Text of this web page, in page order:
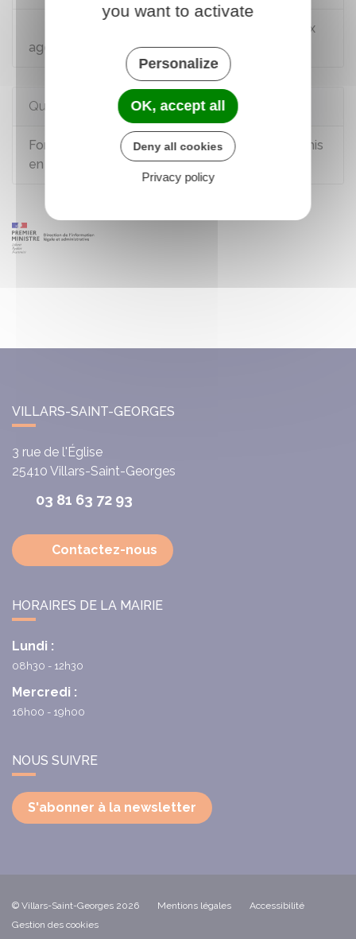
Décret n°91-155 du 6 février 1991 relatif aux
agents contractuels de la FPH
Questions ? Réponses !
Fonction publique : un contractuel peut-il être mis
en disponibilité ?
VILLARS-SAINT-GEORGES
3 rue de l'Église
25410 Villars-Saint-Georges
03 81 63 72 93
Contactez-nous
HORAIRES DE LA MAIRIE
Lundi :
08h30 - 12h30
Mercredi :
16h00 - 19h00
NOUS SUIVRE
S'abonner à la newsletter
© Villars-Saint-Georges 2026 Mentions légales
Accessibilité
Gestion des cookies
you want to activate
Personalize
OK, accept all
Deny all cookies
Privacy policy